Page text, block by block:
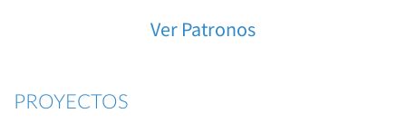
Ver Patronos
PROYECTOS